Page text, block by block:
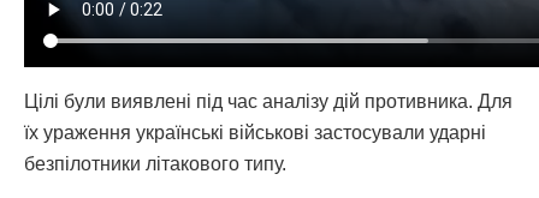
Цілі були виявлені під час аналізу дій противника. Для
їх ураження українські військові застосували ударні
безпілотники літакового типу.